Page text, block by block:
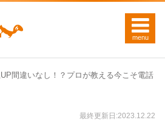
間違いなし！？プロが教える今こそ電話
最終更新日:2023.12.22